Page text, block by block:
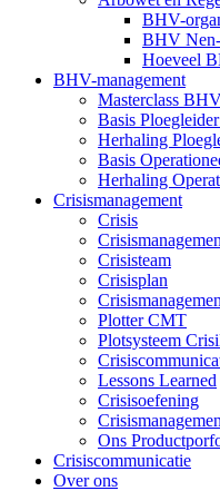
BHV-
BHV
Hoeveel
BHV-management
Masterclass
Basis
Herhaling
Basis
Herhaling
Crisismanagement
Crisis
Crisisteam
Crisisplan
Plotter CMT
Plotsysteem
Lessons Learned
Crisisoefening
Ons
Crisiscommunicatie
Over ons